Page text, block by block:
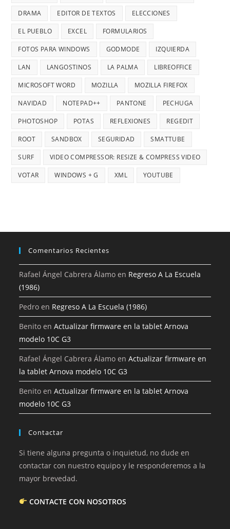
DRAMA EDITOR DE TEXTOS ELECCIONES
EL PUEBLO EXCEL FORMULARIOS
FOTOS PARA WINDOWS GODMODE IZQUIERDA
LAN LANGOSTINOS LA PALMA LIBREOFFICE
MICROSOFT WORD MOZILLA MOZILLA FIREFOX
NAVIDAD NOTEPAD++ PANTONE PECHUGA
PHOTOSHOP POTAS REFLEXIONES REGEDIT
ROOT SANDBOX SEGURIDAD SMATTUBE
SURF VIDEO COMPRESSOR: RESIZE & COMPRESS VIDEO
VOTAR WINDOWS + G XML YOUTUBE
Comentarios Recientes
Rafael Ángel Cabrera Álamo en Regreso A La Escuela
(1986)
Pedro en Regreso A La Escuela (1986)
Benito enActualizar firmware en la tablet Arnova
modelo 10C G3
Rafael Ángel Cabrera Álamo enActualizar firmware en
la tablet Arnova modelo 10C G3
Benito enActualizar firmware en la tablet Arnova
modelo 10C G3
Contactar
Si tiene alguna pregunta o inquietud, no dude en
contactar con nuestro equipo y le responderemos a la
mayor brevedad.
CONTACTE CON NOSOTROS